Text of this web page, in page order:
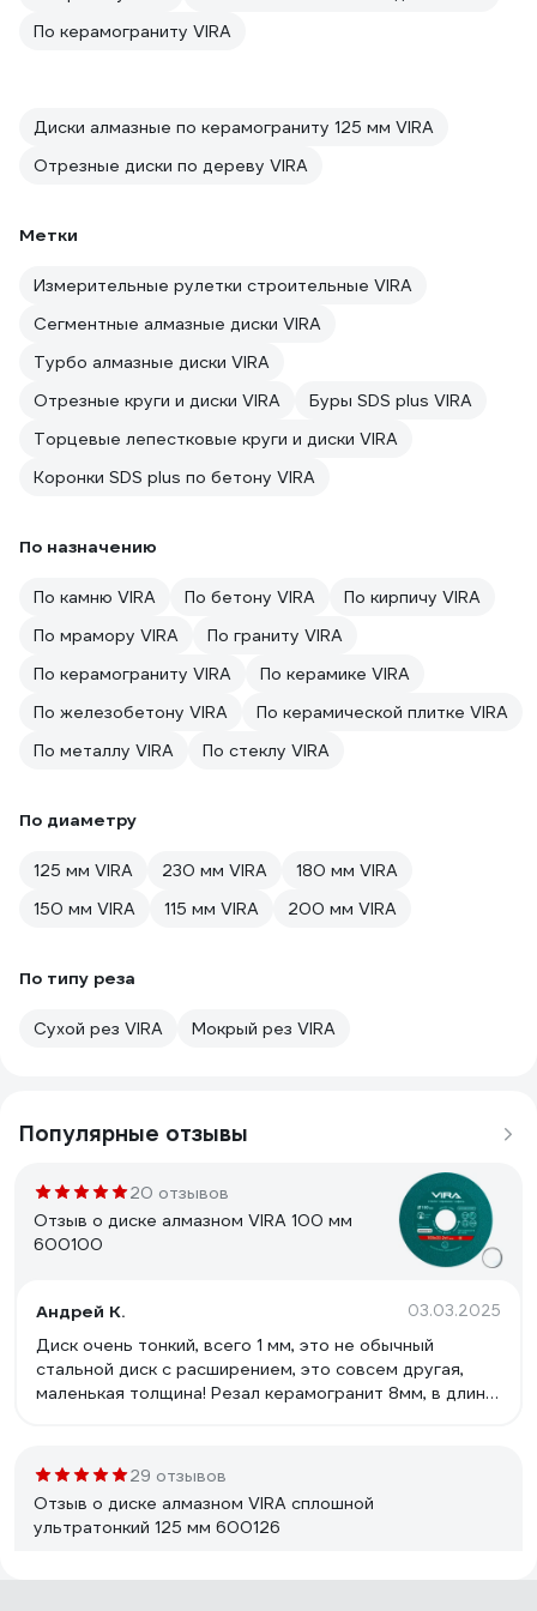
По керамограниту VIRA
Диски алмазные по керамограниту 125 мм VIRA
Отрезные диски по дереву VIRA
Метки
Измерительные рулетки строительные VIRA
Сегментные алмазные диски VIRA
Турбо алмазные диски VIRA
Отрезные круги и диски VIRA
Буры SDS plus VIRA
Торцевые лепестковые круги и диски VIRA
Коронки SDS plus по бетону VIRA
По назначению
По камню VIRA По бетону VIRA
По кирпичу VIRA
По мрамору VIRA
По граниту VIRA
По керамограниту VIRA
По керамике VIRA
По железобетону VIRA
По керамической плитке VIRA
По металлу VIRA
По стеклу VIRA
По диаметру
125 мм VIRA 230 мм VIRA
180 мм VIRA
150 мм VIRA
115 мм VIRA 200 мм VIRA
По типу реза
Сухой рез VIRA Мокрый рез VIRA
Популярные отзывы
20 отзывов
Отзыв о диске алмазном VIRA 100 мм
600100
Андрей К. 03.03.2025
Диск очень тонкий, всего 1 мм, это не обычный
стальной диск с расширением, это совсем другая,
маленькая толщина! Резал керамогранит 8мм, в длину
скотчем, в три прохода получился очень достойный
срез, не чистовой конечно (есть мелкие сколы по
всей практически длине, но они мелкие), но и диск не
12т.р. Рекомендую!
29 отзывов
Отзыв о диске алмазном VIRA сплошной
ультратонкий 125 мм 600126